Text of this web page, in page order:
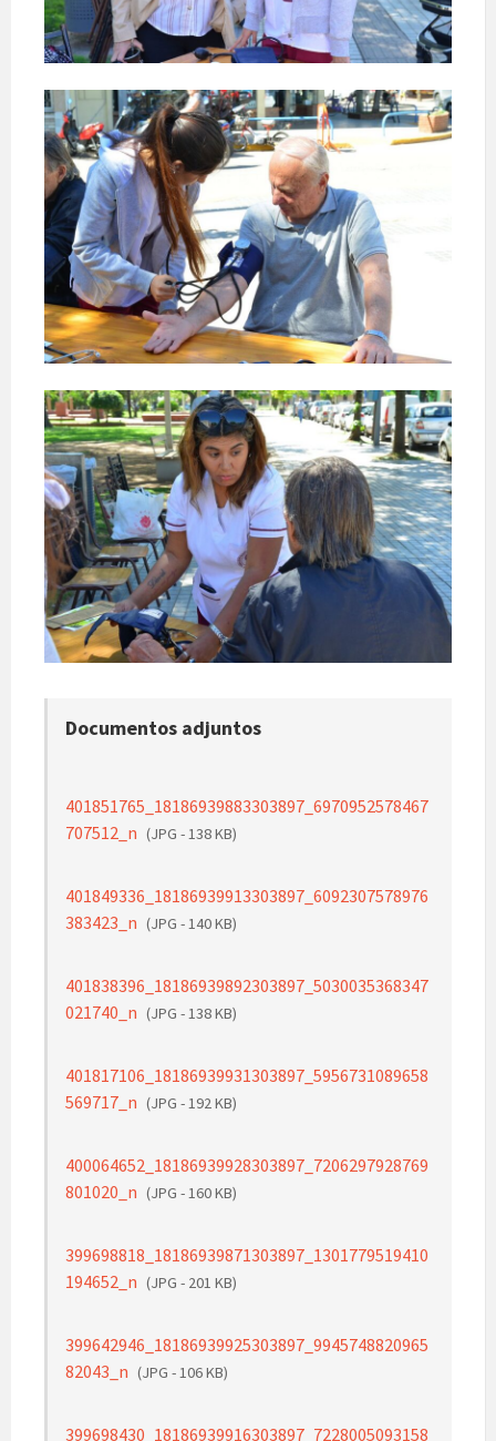
Documentos adjuntos
401851765_18186939883303897_6970952578467
707512_n (JPG - 138 KB)
401849336_18186939913303897_6092307578976
383423_n (JPG - 140 KB)
401838396_18186939892303897_5030035368347
021740_n (JPG - 138 KB)
401817106_18186939931303897_5956731089658
569717_n (JPG - 192 KB)
400064652_18186939928303897_7206297928769
801020_n (JPG - 160 KB)
399698818_18186939871303897_1301779519410
194652_n (JPG - 201 KB)
399642946_18186939925303897_9945748820965
82043_n (JPG - 106 KB)
399698430_18186939916303897_7228005093158